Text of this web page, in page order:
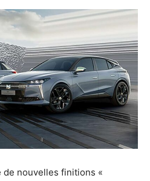
de nouvelles finitions «